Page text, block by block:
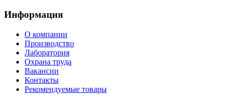
Информация
О компании
Производство
Лаборатория
Охрана труда
Вакансии
Контакты
Рекомендуемые товары